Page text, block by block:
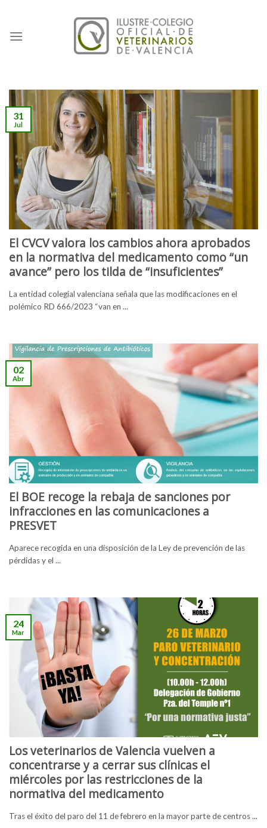
content
El CVCV valora los cambios ahora aprobados
en la normativa del medicamento como “un
avance” pero los tilda de “insuficientes”
La entidad colegial valenciana señala que las modificaciones en el
polémico RD 666/2023 “van en ...
31
Jul
El BOE recoge la rebaja de sanciones por
infracciones en las comunicaciones a
PRESVET
Aparece recogida en una disposición de la Ley de prevención de las
pérdidas y el ...
02
Abr
Los veterinarios de Valencia vuelven a
concentrarse y a cerrar sus clínicas el
miércoles por las restricciones de la
normativa del medicamento
Tras el éxito del paro del 11 de febrero en la mayor parte de centros ...
24
Mar